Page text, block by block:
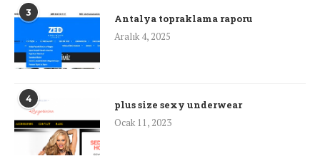
3
Antalya topraklama raporu
Aralık 4, 2025
4
plus size sexy underwear
Ocak 11, 2023